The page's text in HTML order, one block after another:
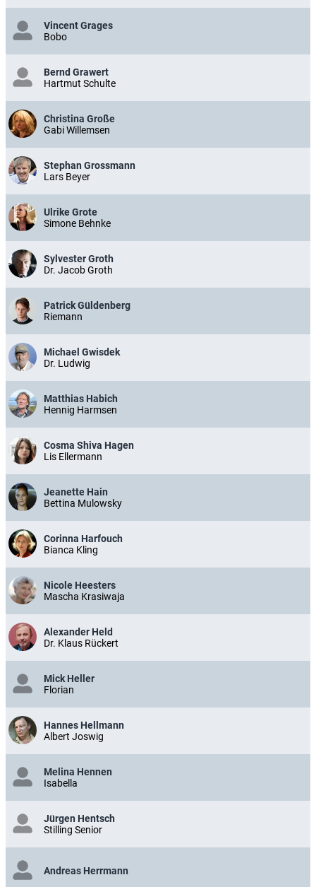
Vincent Grages
Bobo
Bernd Grawert
Hartmut Schulte
Christina Große
Gabi Willemsen
Stephan Grossmann
Lars Beyer
Ulrike Grote
Simone Behnke
Sylvester Groth
Dr. Jacob Groth
Patrick Güldenberg
Riemann
Michael Gwisdek
Dr. Ludwig
Matthias Habich
Hennig Harmsen
Cosma Shiva Hagen
Lis Ellermann
Jeanette Hain
Bettina Mulowsky
Corinna Harfouch
Bianca Kling
Nicole Heesters
Mascha Krasiwaja
Alexander Held
Dr. Klaus Rückert
Mick Heller
Florian
Hannes Hellmann
Albert Joswig
Melina Hennen
Isabella
Jürgen Hentsch
Stilling Senior
Andreas Herrmann